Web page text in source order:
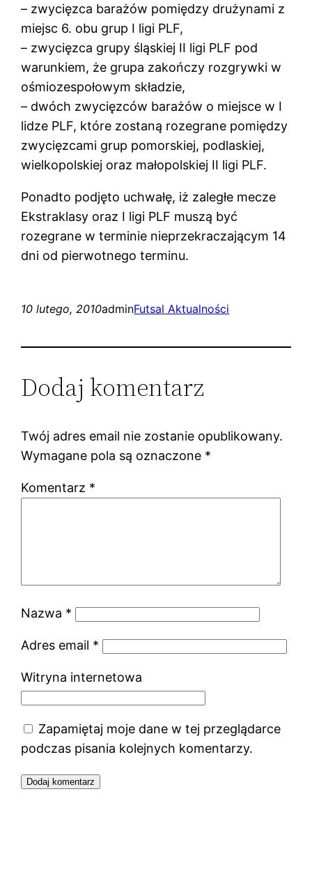
– zwycięzca barażów pomiędzy drużynami z
miejsc 6. obu grup I ligi PLF,
– zwycięzca grupy śląskiej II ligi PLF pod
warunkiem, że grupa zakończy rozgrywki w
ośmiozespołowym składzie,
– dwóch zwycięzców barażów o miejsce w I
lidze PLF, które zostaną rozegrane pomiędzy
zwycięzcami grup pomorskiej, podlaskiej,
wielkopolskiej oraz małopolskiej II ligi PLF.
Ponadto podjęto uchwałę, iż zaległe mecze
Ekstraklasy oraz I ligi PLF muszą być
rozegrane w terminie nieprzekraczającym 14
dni od pierwotnego terminu.
10 lutego, 2010adminFutsal Aktualności
Dodaj komentarz
Twój adres email nie zostanie opublikowany.
Wymagane pola są oznaczone *
Komentarz *
Nazwa *
Adres email *
Witryna internetowa
Zapamiętaj moje dane w tej przeglądarce
podczas pisania kolejnych komentarzy.